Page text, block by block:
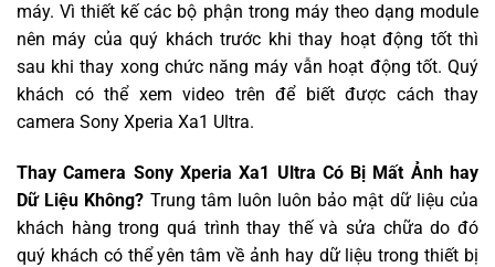
máy. Vì thiết kế các bộ phận trong máy theo dạng module
nên máy của quý khách trước khi thay hoạt động tốt thì
sau khi thay xong chức năng máy vẫn hoạt động tốt. Quý
khách có thể xem video trên để biết được cách thay
camera Sony Xperia Xa1 Ultra.
Thay Camera Sony Xperia Xa1 Ultra Có Bị Mất Ảnh hay
Dữ Liệu Không? Trung tâm luôn luôn bảo mật dữ liệu của
khách hàng trong quá trình thay thế và sửa chữa do đó
quý khách có thể yên tâm về ảnh hay dữ liệu trong thiết bị